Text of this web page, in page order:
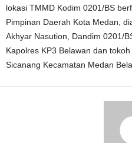
lokasi TMMD Kodim 0201/BS
Pimpinan Daerah Kota Medan,
Akhyar Nasution, Dandim 0201/
Kapolres KP3 Belawan dan
Sicanang Kecamatan Medan